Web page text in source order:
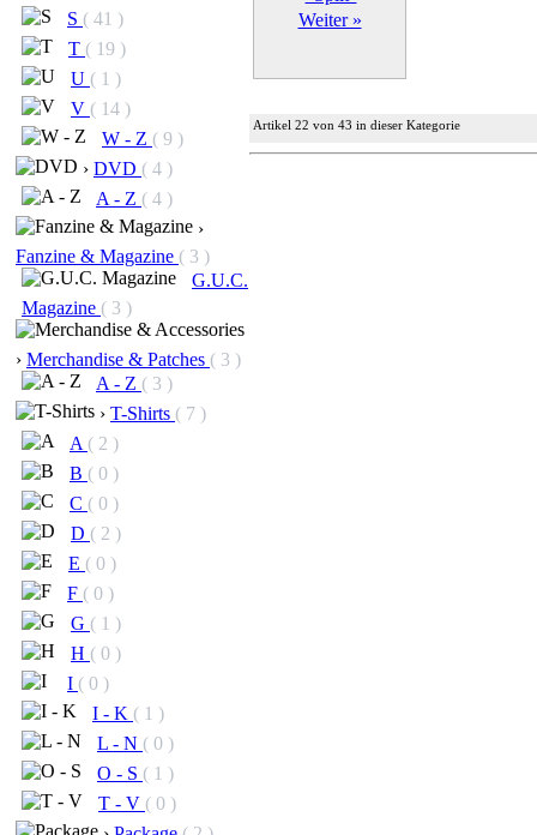
S ( 41 )
T ( 19 )
U ( 1 )
V ( 14 )
W - Z ( 9 )
› DVD ( 4 )
A - Z ( 4 )
›
Fanzine & Magazine ( 3 )
G.U.C.
Magazine ( 3 )
› Merchandise & Patches ( 3 )
A - Z ( 3 )
› T-Shirts ( 7 )
A ( 2 )
B ( 0 )
C ( 0 )
D ( 2 )
E ( 0 )
F ( 0 )
G ( 1 )
H ( 0 )
I ( 0 )
I - K ( 1 )
L - N ( 0 )
O - S ( 1 )
T - V ( 0 )
Weiter »
Artikel 22 von 43 in dieser Kategorie